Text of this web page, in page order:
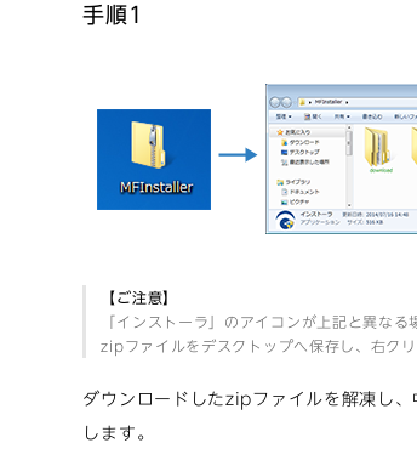
手順1
【ご注意】
「インストーラ」のアイコンが上記と異な
zipファイルをデスクトップへ保存し、右ク
ダウンロードしたzipファイルを解凍し
します。